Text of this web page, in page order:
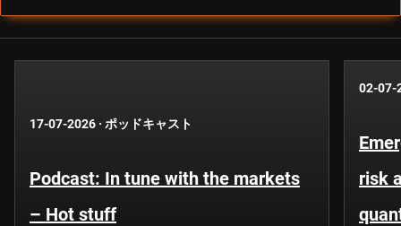
17-07-2026 · ポッドキャスト
Podcast: In tune with the markets
– Hot stuff
02-07-
risk